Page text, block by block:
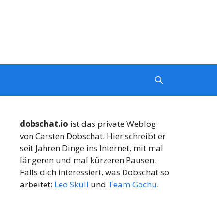
dobschat.io ist das private Weblog
von Carsten Dobschat. Hier schreibt er
seit Jahren Dinge ins Internet, mit mal
längeren und mal kürzeren Pausen.
Falls dich interessiert, was Dobschat so
arbeitet: Leo Skull und Team Gochu.